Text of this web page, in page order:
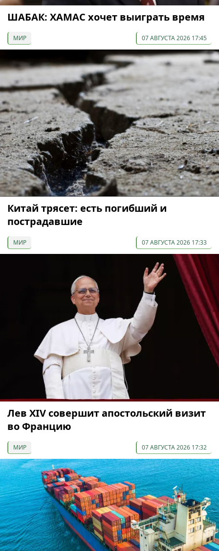
ШАБАК: ХАМАС хочет выиграть время
МИР 07 АВГУСТА 2026 17:45
Китай трясет: есть погибший и
пострадавшие
МИР 07 АВГУСТА 2026 17:33
Лев XIV совершит апостольский визит
во Францию
МИР 07 АВГУСТА 2026 17:32